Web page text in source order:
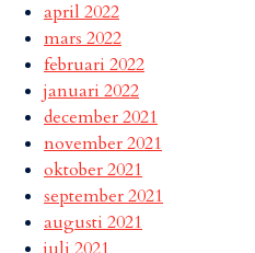
april 2022
mars 2022
februari 2022
januari 2022
december 2021
november 2021
oktober 2021
september 2021
augusti 2021